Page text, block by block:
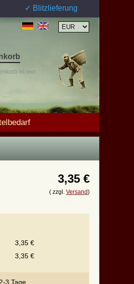
✓ Blitzlieferung
ist leer.
3,35 €
( zzgl. Versand)
3,35 €
3,35 €
2-3 Tage